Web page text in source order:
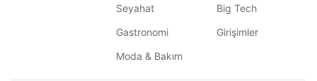
Seyahat
Gastronomi
Moda & Bakım
Big Tech
Girişimler